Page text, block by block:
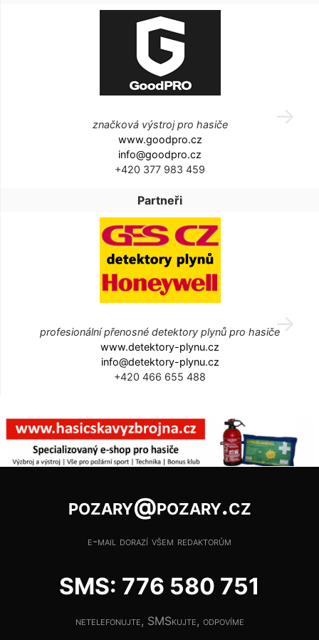
značková výstroj pro hasiče
www.goodpro.cz
info@goodpro.cz
+420 377 983 459
Partneři
profesionální přenosné detektory plynů pro hasiče
www.detektory-plynu.cz
info@detektory-plynu.cz
+420 466 655 488
pozary@pozary.cz
e-mail dorazí všem redaktorům
SMS: 776 580 751
netelefonujte, SMSkujte, odpovíme